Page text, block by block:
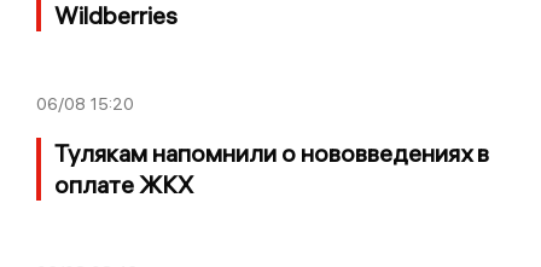
Wildberries
06/08 15:20
Тулякам напомнили о нововведениях в
оплате ЖКХ